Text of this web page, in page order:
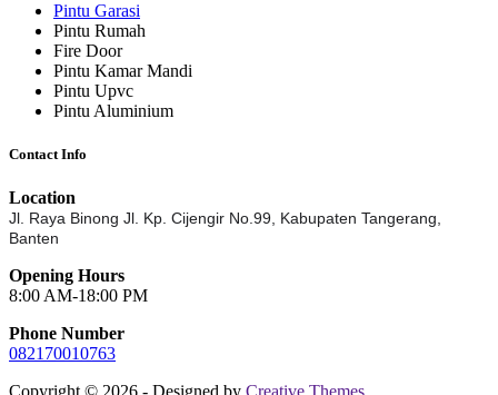
Pintu Garasi
Pintu Rumah
Fire Door
Pintu Kamar Mandi
Pintu Upvc
Pintu Aluminium
Contact Info
Location
Jl. Raya Binong Jl. Kp. Cijengir No.99, Kabupaten Tangerang,
Banten
Opening Hours
8:00 AM-18:00 PM
Phone Number
082170010763